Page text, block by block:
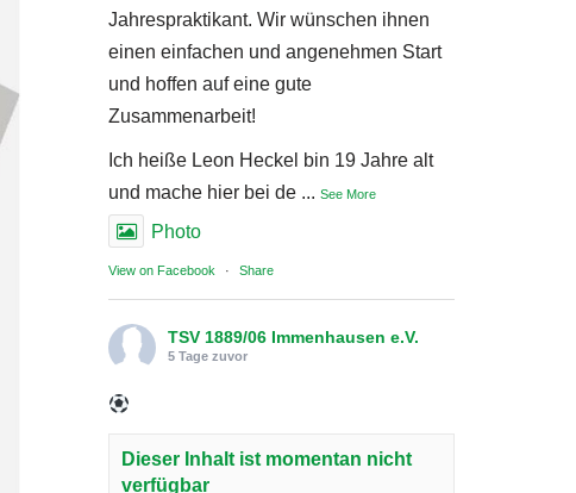
Jahrespraktikant. Wir wünschen ihnen
einen einfachen und angenehmen Start
und hoffen auf eine gute
Zusammenarbeit!
Ich heiße Leon Heckel bin 19 Jahre alt
und mache hier bei de ... See More
Photo
View on Facebook · Share
TSV 1889/06 Immenhausen e.V.
5 Tage zuvor
Dieser Inhalt ist momentan nicht
verfügbar